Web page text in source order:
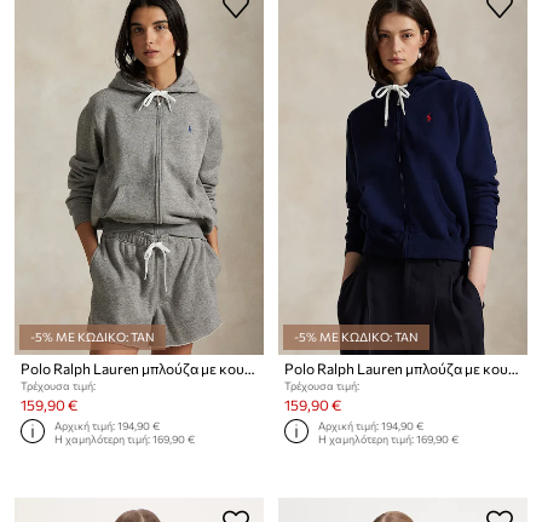
-5% ΜΕ ΚΩΔΙΚΟ: TAN
Polo Ralph Lauren μπλούζα με κουκούλα και κουμπιά γυναικεία με βαμβάκι
Τρέχουσα τιμή:
159,90 €
Αρχική τιμή:194,90 €
Η χαμηλότερη τιμή:169,90 €
-5% ΜΕ ΚΩΔΙΚΟ: TAN
Polo Ralph Lauren μπλούζα με κουκούλα και κουμπιά γυναικεία με βαμβάκι
Τρέχουσα τιμή:
159,90 €
Αρχική τιμή:194,90 €
Η χαμηλότερη τιμή:169,90 €